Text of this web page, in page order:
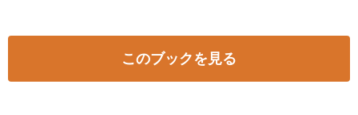
このブックを見る